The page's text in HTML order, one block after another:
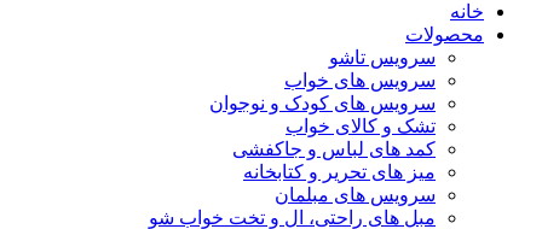
خانه
محصولات
سرویس تاشو
سرویس های خواب
سرویس های کودک و نوجوان
تشک و کالای خواب
کمد های لباس و جاکفشی
میز های تحریر و کتابخانه
سرویس های مبلمان
مبل های راحتی، ال و تخت خواب شو